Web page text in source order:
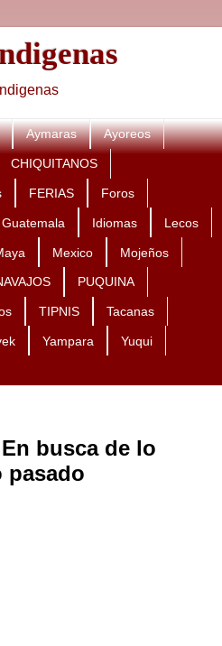
Aymaras Ayoreos
CHIQUITANOS
FERIAS Foros
Guatemala Idiomas Lecos
Mexico Mojeños
PUQUINA
TIPNIS Tacanas
Yampara Yuqui
busca de lo
pasado